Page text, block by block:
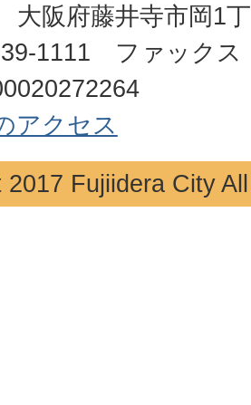
阪府藤井寺市岡1
1111 ファックス
アクセス
2017 Fujiidera City